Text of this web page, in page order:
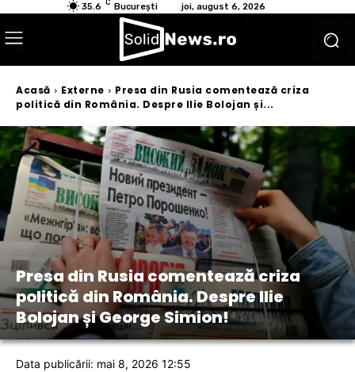
35.6 C București joi, august 6, 2026
Acasă Externe
Presa din Rusia comentează criza
politică din România. Despre Ilie Bolojan și...
Presa din Rusia comentează criza
politică din România. Despre Ilie
Bolojan și George Simion!
Data publicării: mai 8, 2026 12:55